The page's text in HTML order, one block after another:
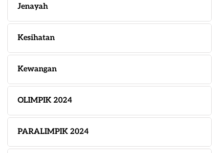
Jenayah
Kesihatan
Kewangan
OLIMPIK 2024
PARALIMPIK 2024